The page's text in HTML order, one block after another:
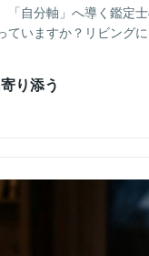
自分軸」へ導く鑑定
いますか？リビング
り添う